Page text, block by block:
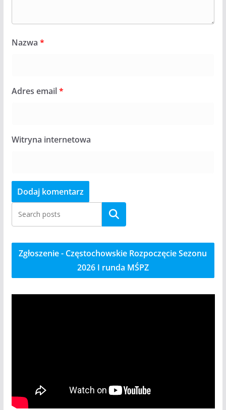
Nazwa *
Adres email*
Witryna internetowa
Szukaj
Zgłoszenie - Częstochowskie Rozpoczęcie Sezonu
2026 I runda MŚPZ